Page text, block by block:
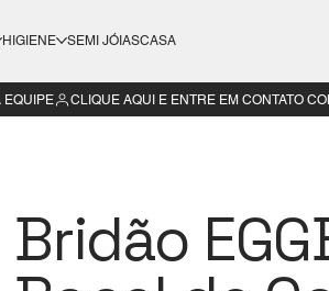
HIGIENE SEMI JÓIASCASA
Bridão